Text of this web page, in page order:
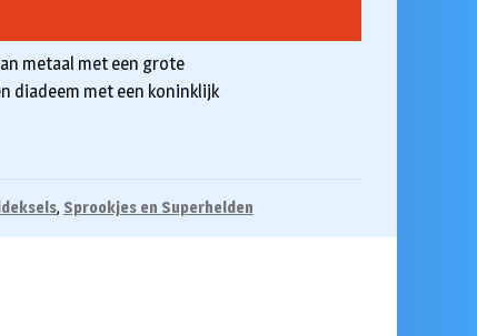
metaal met een grote
diadeem met een koninklijk
, Sprookjes en Superhelden